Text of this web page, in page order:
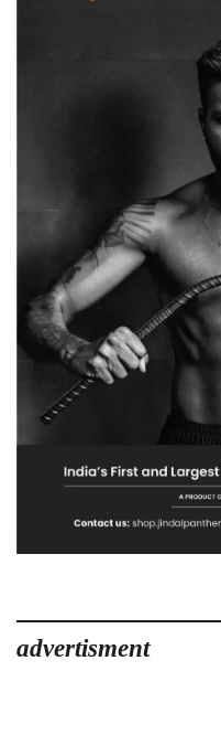
advertisment